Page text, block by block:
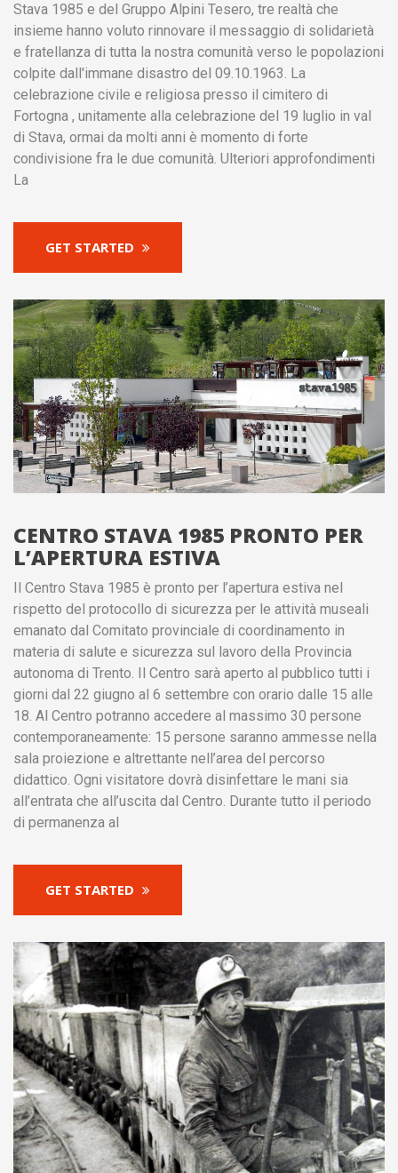
Stava 1985 e del Gruppo Alpini Tesero, tre realtà che
insieme hanno voluto rinnovare il messaggio di solidarietà
e fratellanza di tutta la nostra comunità verso le popolazioni
colpite dall'immane disastro del 09.10.1963. La
celebrazione civile e religiosa presso il cimitero di
Fortogna , unitamente alla celebrazione del 19 luglio in val
di Stava, ormai da molti anni è momento di forte
condivisione fra le due comunità. Ulteriori approfondimenti
La
GET STARTED
CENTRO STAVA 1985 PRONTO PER
L’APERTURA ESTIVA
Il Centro Stava 1985 è pronto per l’apertura estiva nel
rispetto del protocollo di sicurezza per le attività museali
emanato dal Comitato provinciale di coordinamento in
materia di salute e sicurezza sul lavoro della Provincia
autonoma di Trento. Il Centro sarà aperto al pubblico tutti i
giorni dal 22 giugno al 6 settembre con orario dalle 15 alle
18. Al Centro potranno accedere al massimo 30 persone
contemporaneamente: 15 persone saranno ammesse nella
sala proiezione e altrettante nell’area del percorso
didattico. Ogni visitatore dovrà disinfettare le mani sia
all’entrata che all’uscita dal Centro. Durante tutto il periodo
di permanenza al
GET STARTED